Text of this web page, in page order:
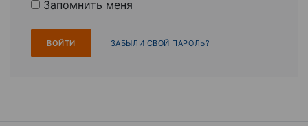
Запомнить меня
ЗАБЫЛИ СВОЙ ПАРОЛЬ?